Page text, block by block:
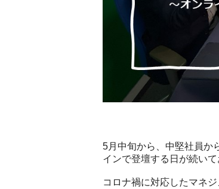
5月中旬から、中堅社員か
インで登壇する日が続いて
コロナ禍に対応したマネ